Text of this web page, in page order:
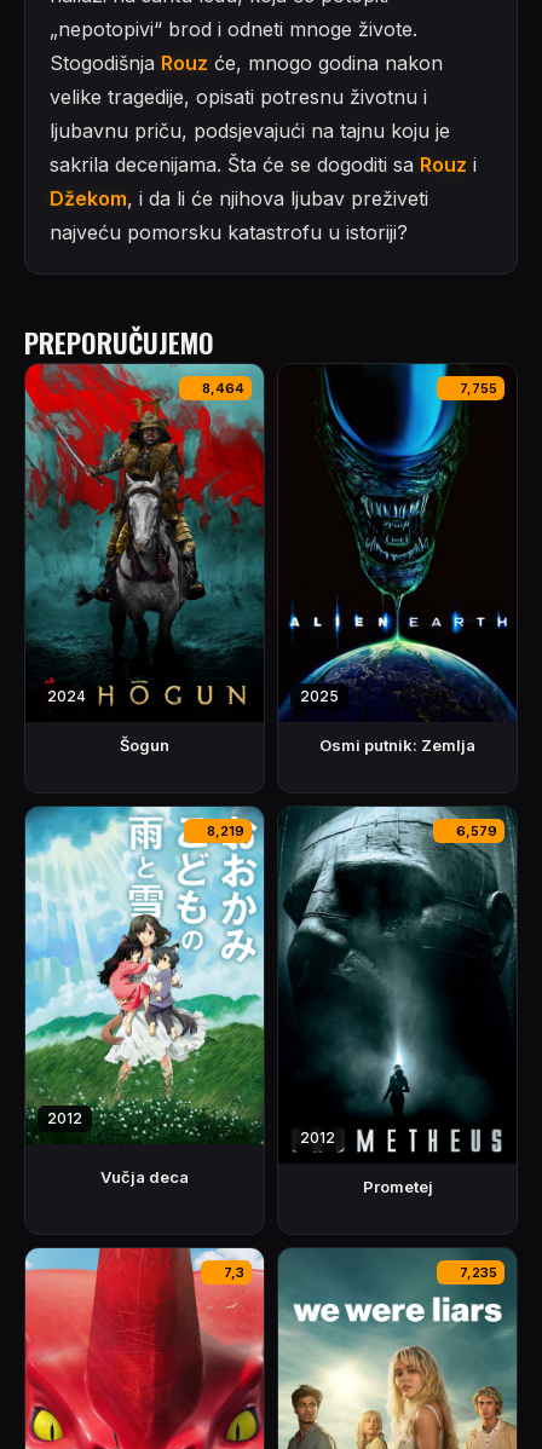
„nepotopivi“ brod i odneti mnoge živote.
Stogodišnja Rouz će, mnogo godina nakon
velike tragedije, opisati potresnu životnu i
ljubavnu priču, podsjevajući na tajnu koju je
sakrila decenijama. Šta će se dogoditi sa Rouz i
Džekom, i da li će njihova ljubav preživeti
najveću pomorsku katastrofu u istoriji?
PREPORUČUJEMO
8,464
2024
Šogun
7,755
2025
Osmi putnik: Zemlja
8,219
2012
Vučja deca
6,579
2012
Prometej
7,3 7,235